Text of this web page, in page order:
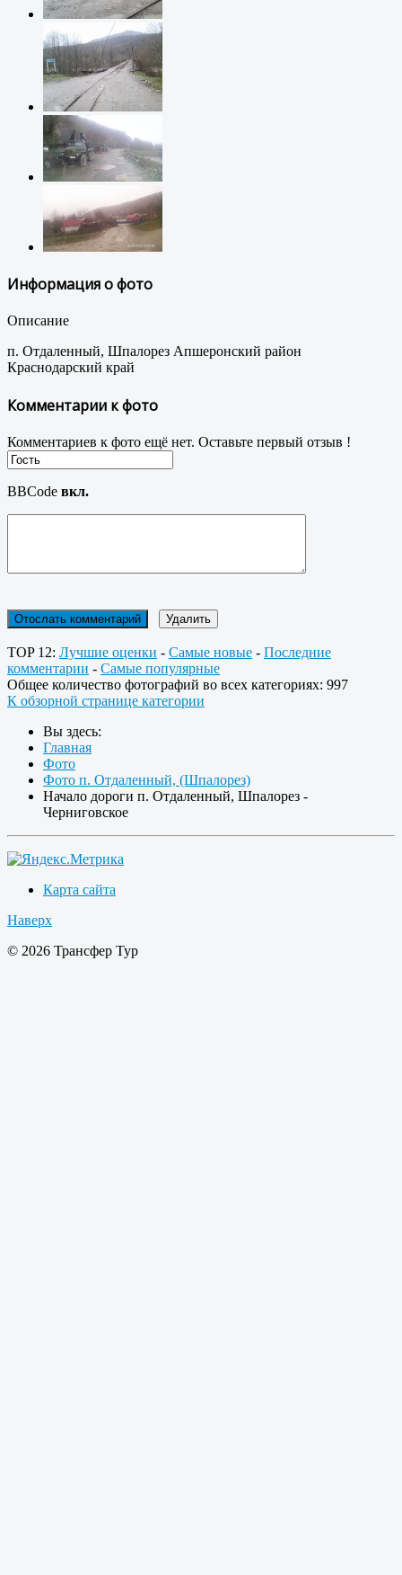
Информация о фото
Описание
п. Отдаленный, Шпалорез Апшеронский район
Краснодарский край
Комментарии к фото
Комментариев к фото ещё нет. Оставьте первый отзыв !
BBCode вкл.
TOP 12: Лучшие оценки - Самые новые - Последние
комментарии - Самые популярные
Общее количество фотографий во всех категориях: 997
К обзорной странице категории
Вы здесь:
Главная
Фото
Фото п. Отдаленный, (Шпалорез)
Начало дороги п. Отдаленный, Шпалорез -
Черниговское
Карта сайта
Наверх
© 2026 Трансфер Тур